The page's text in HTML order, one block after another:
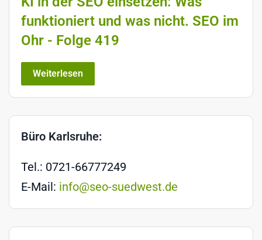
funktioniert und was nicht. SEO im
Ohr - Folge 419
Weiterlesen
Büro Karlsruhe:
Tel.: 0721-66777249
E-Mail: info@seo-suedwest.de